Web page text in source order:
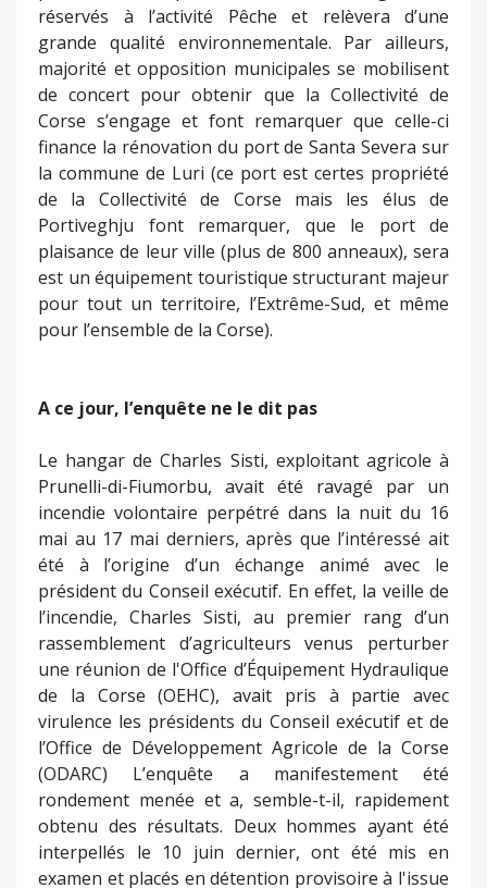
A ce jour, l’enquête ne le dit pas
Le hangar de Charles Sisti, exploitant agricole à
Prunelli-di-Fiumorbu, avait été ravagé par un
incendie volontaire perpétré dans la nuit du 16
mai au 17 mai derniers, après que l’intéressé ait
été à l’origine d’un échange animé avec le
président du Conseil exécutif. En effet, la veille de
l’incendie, Charles Sisti, au premier rang d’un
rassemblement d’agriculteurs venus perturber
une réunion de l'Office d’Équipement Hydraulique
l’Office de Développement Agricole de la Corse
rondement menée et a, semble-t-il, rapidement
obtenu des résultats. Deux hommes ayant été
interpellés le 10 juin dernier, ont été mis en
examen et placés en détention provisoire à l'issue
de 48h de garde à vue. Pour que l'enquête se
poursuive « sereinement », le procureur de Bastia
a été avare de détails. On sait donc uniquement
que les deux mis en examens sont âgés d'une
vingtaine d'années, sont originaires de Bastia et
nient les faits qui leurs sont reprochés, et que les
chefs retenus sont « association de malfaiteurs »
et « destruction par l'effet d'un moyen dangereux
en bande organisée »/ Mais quelle mouche a
piqué, s’ils sont les auteurs des faits, les deux
individus. A ce jour, l’enquête ne le dit pas. Or, le
mobile, est l’information probablement la plus
attendue.